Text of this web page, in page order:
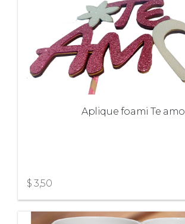
Aplique foami Te amo
$ 3,50